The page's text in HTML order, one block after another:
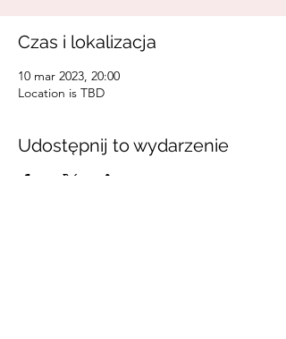
Czas i lokalizacja
10 mar 2023, 20:00
Location is TBD
Udostępnij to wydarzenie